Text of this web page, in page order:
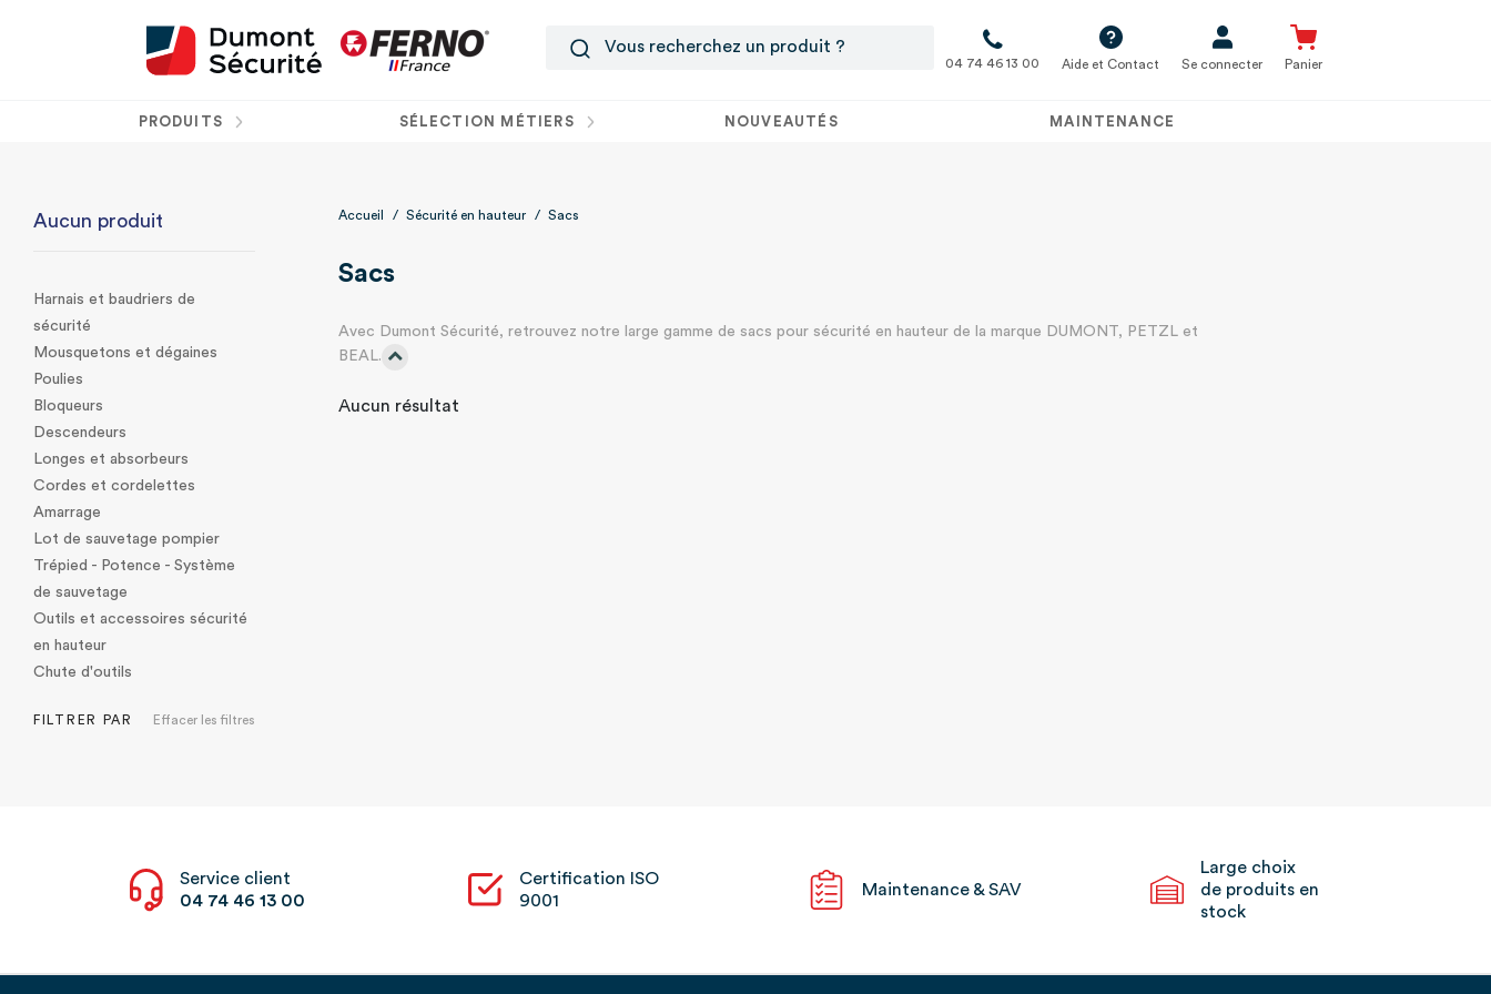
04 74 46 13 00 Aide et Contact Se connecter Panier
PRODUITS SÉLECTION MÉTIERS NOUVEAUTÉS MAINTENANCE
Aucun produit
Harnais et baudriers de
sécurité
Mousquetons et dégaines
Poulies
Bloqueurs
Descendeurs
Longes et absorbeurs
Cordes et cordelettes
Amarrage
Lot de sauvetage pompier
Trépied - Potence - Système
de sauvetage
Outils et accessoires sécurité
en hauteur
Chute d'outils
FILTRER PAR Effacer les filtres
Accueil / Sécurité en hauteur / Sacs
Sacs
Avec Dumont Sécurité, retrouvez notre large gamme de sacs pour sécurité en hauteur de la marque DUMONT, PETZL et
BEAL.
Aucun résultat
Service client
04 74 46 13 00
Certification ISO
9001
Maintenance & SAV
Large choix
de produits en
stock